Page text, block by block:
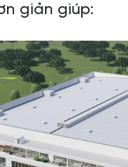
giản giúp: